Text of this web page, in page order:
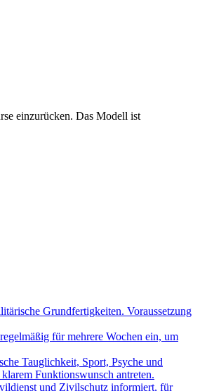
einzurücken. Das Modell ist
Grundfertigkeiten. Voraussetzung
für mehrere Wochen ein, um
Tauglichkeit, Sport, Psyche und
Funktionswunsch antreten.
und Zivilschutz informiert, für